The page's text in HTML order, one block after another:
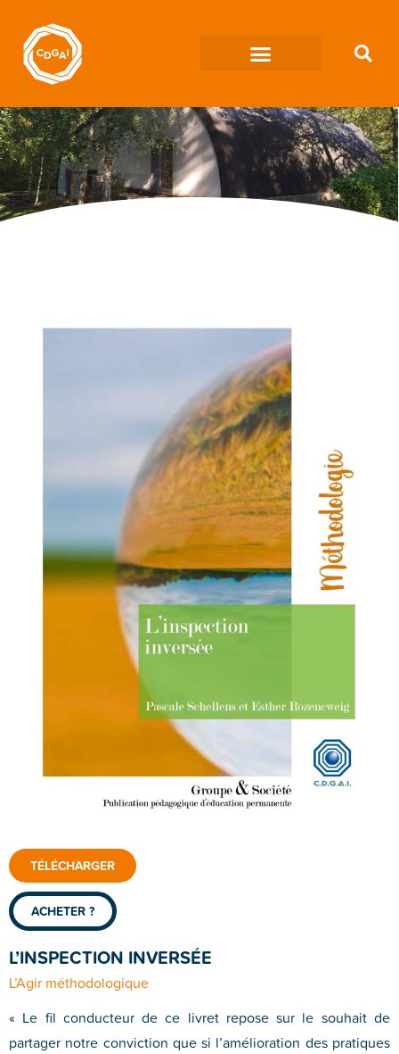
TÉLÉCHARGER
ACHETER ?
L’INSPECTION INVERSÉE
L’Agir méthodologique
« Le fil conducteur de ce livret repose sur le souhait de
partager notre conviction que si l’amélioration des pratiques